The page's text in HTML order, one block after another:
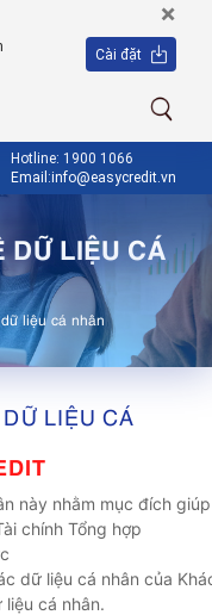
×
Cài đặt
Hotline: 1900 1066
Email:info@easycredit.vn
DỮ LIỆU CÁ
liệu cá nhân
LIỆU CÁ
này nhằm mục đích
chính Tổng hợp
dữ liệu cá nhân của
cá nhân.